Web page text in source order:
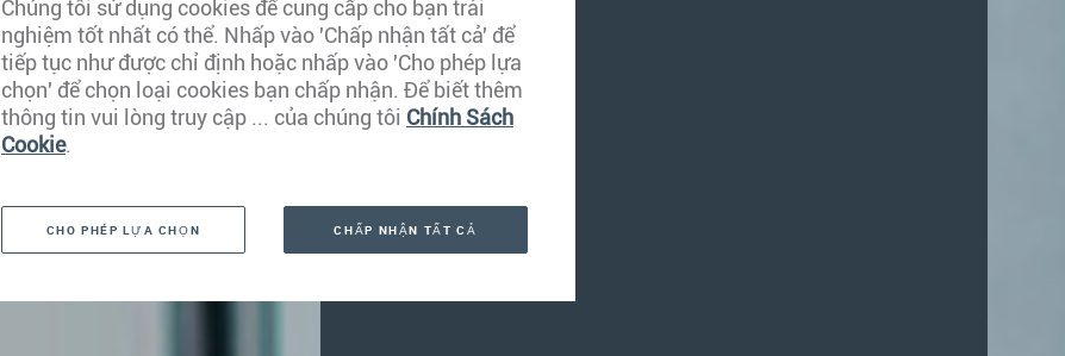
Chúng tôi sử dụng cookies để cung cấp cho bạn trải
nghiệm tốt nhất có thể. Nhấp vào 'Chấp nhận tất cả' để
tiếp tục như được chỉ định hoặc nhấp vào 'Cho phép lựa
chọn' để chọn loại cookies bạn chấp nhận. Để biết thêm
thông tin vui lòng truy cập ... của chúng tôi Chính Sách
Cookie.
CHO PHÉP LỰA CHỌN CHẤP NHẬN TẤT CẢ